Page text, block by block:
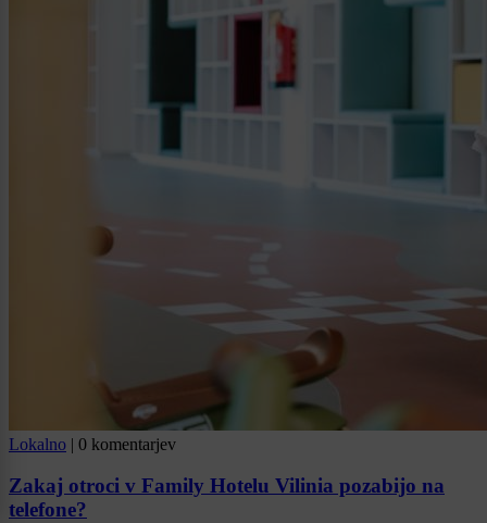
Lokalno | 0 komentarjev
Zakaj otroci v Family Hotelu Vilinia pozabijo na
telefone?